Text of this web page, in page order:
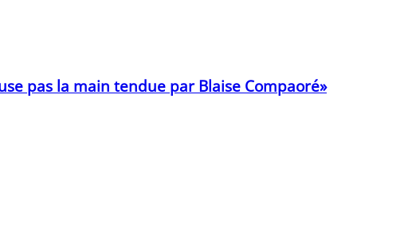
pas la main tendue par Blaise Compaoré»